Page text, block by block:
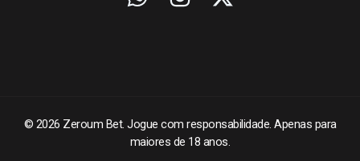
© 2026 Zeroum Bet. Jogue com responsabilidade. Apenas para
maiores de 18 anos.